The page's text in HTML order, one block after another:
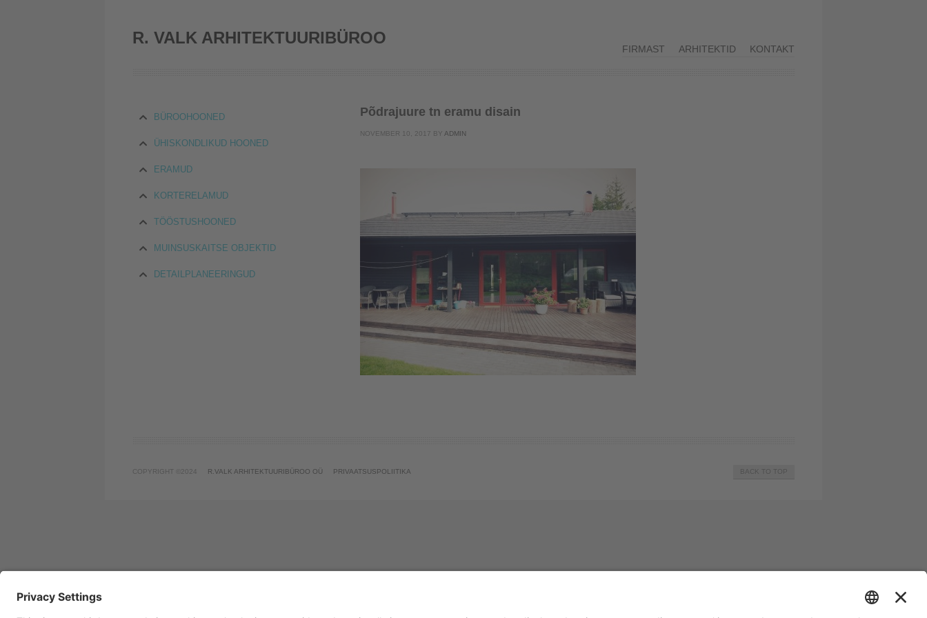
R. VALK ARHITEKTUURIBÜROO
FIRMAST ARHITEKTID KONTAKT
Põdrajuure tn eramu disain
NOVEMBER 10, 2017 BY ADMIN
BÜROOHOONED
ÜHISKONDLIKUD HOONED
ERAMUD
KORTERELAMUD
TÖÖSTUSHOONED
MUINSUSKAITSE OBJEKTID
DETAILPLANEERINGUD
BACK TO TOP
COPYRIGHT ©2024 R.VALK ARHITEKTUURIBÜROO OÜ PRIVAATSUSPOLIITIKA